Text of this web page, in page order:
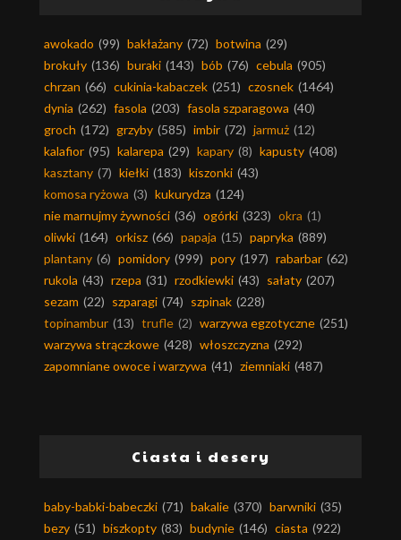
awokado (99) bakłażany (72) botwina (29)
brokuły (136) buraki (143) bób (76) cebula (905)
chrzan (66) cukinia-kabaczek (251) czosnek (1464)
dynia (262) fasola (203) fasola szparagowa (40)
groch (172) grzyby (585) imbir (72) jarmuż (12)
kalafior (95) kalarepa (29) kapary (8) kapusty (408)
kasztany (7) kiełki (183) kiszonki (43)
komosa ryżowa (3) kukurydza (124)
nie marnujmy żywności (36) ogórki (323) okra (1)
oliwki (164) orkisz (66) papaja (15) papryka (889)
plantany (6) pomidory (999) pory (197) rabarbar (62)
rukola (43) rzepa (31) rzodkiewki (43) sałaty (207)
sezam (22) szparagi (74) szpinak (228)
topinambur (13) trufle (2) warzywa egzotyczne (251)
warzywa strączkowe (428) włoszczyzna (292)
zapomniane owoce i warzywa (41) ziemniaki (487)
Ciasta i desery
baby-babki-babeczki (71) bakalie (370) barwniki (35)
bezy (51) biszkopty (83) budynie (146) ciasta (922)